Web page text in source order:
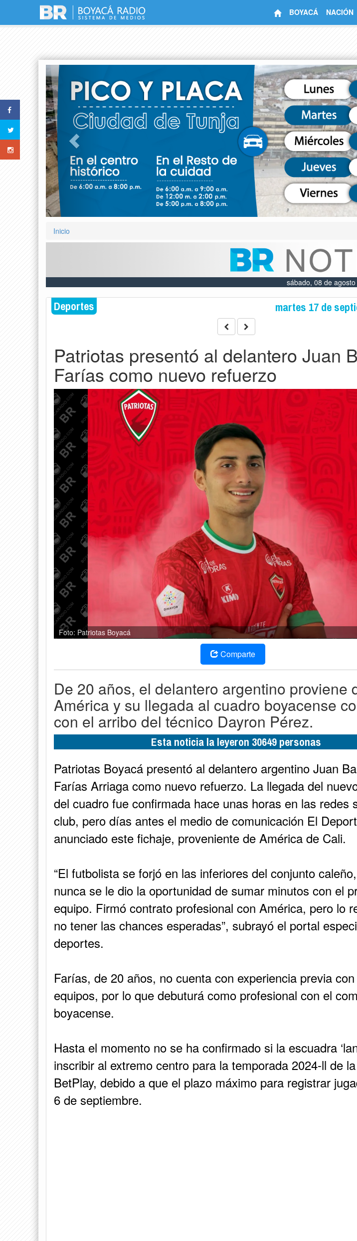
BOYACÁ NACIÓN
Inicio
sábado, 08 de
Deportes martes 17 de
Patriotas presentó al delantero Juan
Farías como nuevo refuerzo
Foto: Patriotas Boyacá
Comparte
De 20 años, el delantero argentino proviene
América y su llegada al cuadro boyacense
con el arribo del técnico Dayron Pérez.
Esta noticia la leyeron 30649 personas
Patriotas Boyacá presentó al delantero argentino Juan
Farías Arriaga como nuevo refuerzo. La llegada del
del cuadro fue confirmada hace unas horas en las redes
club, pero días antes el medio de comunicación El
anunciado este fichaje, proveniente de América de Cali.
“El futbolista se forjó en las inferiores del conjunto
nunca se le dio la oportunidad de sumar minutos con el
equipo. Firmó contrato profesional con América, pero lo
no tener las chances esperadas”, subrayó el portal
deportes.
Farías, de 20 años, no cuenta con experiencia previa
equipos, por lo que debuturá como profesional con el
boyacense.
Hasta el momento no se ha confirmado si la escuadra
inscribir al extremo centro para la temporada 2024-ll de
BetPlay, debido a que el plazo máximo para registrar
6 de septiembre.